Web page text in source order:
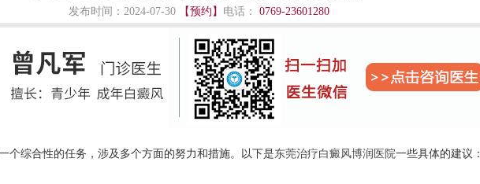
发布时间：2024-07-30 【预约】 电话： 0769-23601280
个综合性的任务，涉及多个方面的努力和措施。以下是东莞治疗白癜风博润医院一些具体的建议：